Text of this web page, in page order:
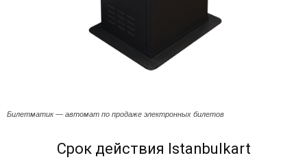
Билетматик — автомат по продаже электронных билетов
Срок действия Istanbulkart